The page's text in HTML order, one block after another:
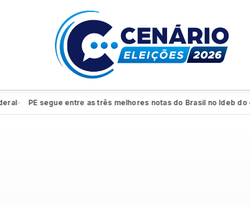
PE segue entre as três melhores notas do Brasil no Ideb do